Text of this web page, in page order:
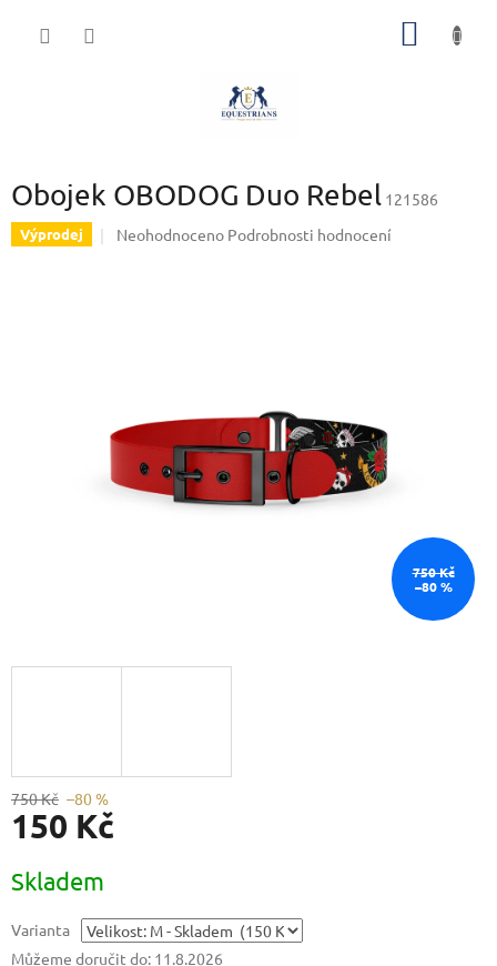
Obojek OBODOG Duo Rebel 121586
Výprodej
Průměrné
Neohodnoceno Podrobnosti hodnocení
750 Kč
–80 %
750 Kč –80 %
150 Kč
cena:
Skladem
Varianta
Můžeme doručit do: 11.8.2026